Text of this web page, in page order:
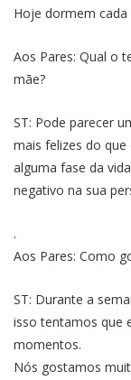
Hoje dormem cada
Aos Pares: Qual o
mãe?
ST: Pode parecer
mais felizes do
alguma fase da
negativo na sua
.
Aos Pares: Como
ST: Durante a
isso tentamos que
momentos.
Nós gostamos